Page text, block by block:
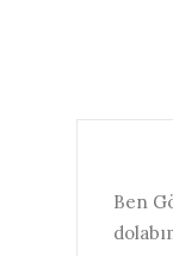
Ben